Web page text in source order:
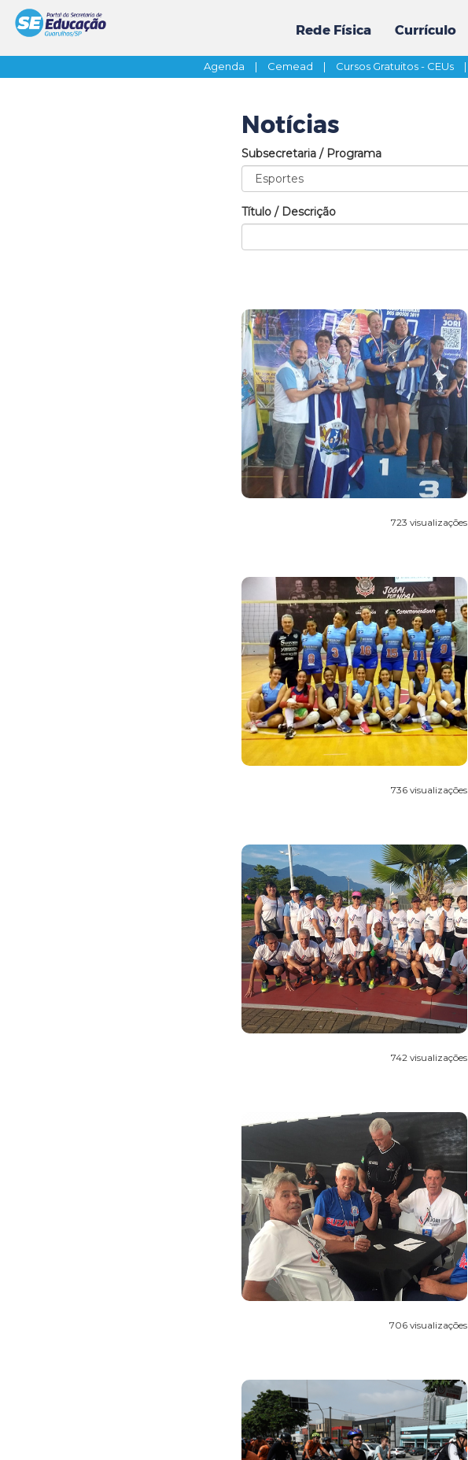
Rede Física Currículo
Agenda | Cemead | Cursos Gratuitos - CEUs |
Notícias
Subsecretaria / Programa
Título / Descrição
723 visualizações
736 visualizações
742 visualizações
706 visualizações